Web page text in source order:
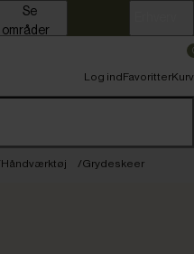
områder
Log indFavoritterKurv
Håndværktøj Grydeskeer